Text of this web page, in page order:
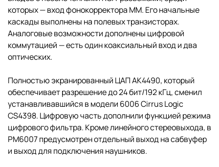
которых — вход фонокорректора ММ. Его начальные
каскады выполнены на полевых транзисторах.
Аналоговые возможности дополнены цифровой
коммутацией — есть один коаксиальный вход и два
оптических.
Полностью экранированный ЦАП AK4490, который
обеспечивает разрешение до 24 бит/192 кГц, сменил
устанавливавшийся в модели 6006 Cirrus Logic
CS4398. Цифровую часть дополнили функцией режима
цифрового фильтра. Кроме линейного стереовыхода, в
PM6007 предусмотрен отдельный выход на сабвуфер
и выход для подключения наушников.